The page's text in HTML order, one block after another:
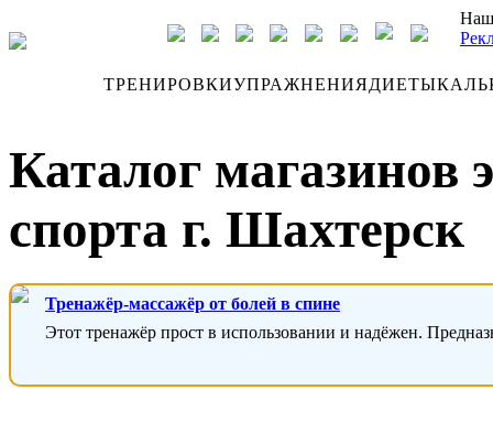
ТРЕНИРОВКИУПРАЖНЕНИЯДИЕТЫ
Каталог магазинов
спорта г. Шахтерск
Тренажёр-массажёр от болей в спине
Этот тренажёр прост в использовании и надёжен.